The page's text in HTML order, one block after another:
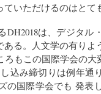
いただけるのはとて
DH2018は、デジタル
る。人文学の有りよ
もこの国際学会の
込み締切りは例年通
の国際学会でも 発表